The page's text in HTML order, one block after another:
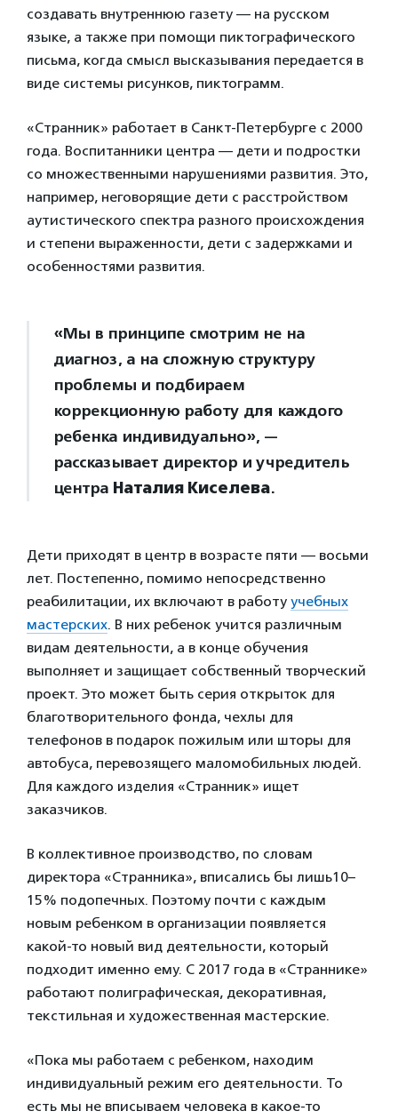
создавать внутреннюю газету — на русском
языке, а также при помощи пиктографического
письма, когда смысл высказывания передается в
виде системы рисунков, пиктограмм.
«Странник» работает в Санкт-Петербурге с 2000
года. Воспитанники центра — дети и подростки
со множественными нарушениями развития. Это,
например, неговорящие дети с расстройством
аутистического спектра разного происхождения
и степени выраженности, дети с задержками и
особенностями развития.
«Мы в принципе смотрим не на
диагноз, а на сложную структуру
проблемы и подбираем
коррекционную работу для каждого
ребенка индивидуально», —
рассказывает директор и учредитель
центра Наталия Киселева.
Дети приходят в центр в возрасте пяти — восьми
лет. Постепенно, помимо непосредственно
реабилитации, их включают в работу учебных
мастерских. В них ребенок учится различным
видам деятельности, а в конце обучения
выполняет и защищает собственный творческий
проект. Это может быть серия открыток для
благотворительного фонда, чехлы для
телефонов в подарок пожилым или шторы для
автобуса, перевозящего маломобильных людей.
Для каждого изделия «Странник» ищет
заказчиков.
В коллективное производство, по словам
директора «Странника», вписались бы лишь10–
15% подопечных. Поэтому почти с каждым
новым ребенком в организации появляется
какой-то новый вид деятельности, который
подходит именно ему. С 2017 года в «Страннике»
работают полиграфическая, декоративная,
текстильная и художественная мастерские.
«Пока мы работаем с ребенком, находим
индивидуальный режим его деятельности. То
есть мы не вписываем человека в какое-то